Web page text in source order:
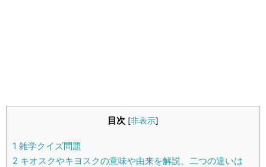
目次 [非表示]
1 雑学クイズ問題
2 キオスクやキヨスクの意味や由来を解説、二つの違いは